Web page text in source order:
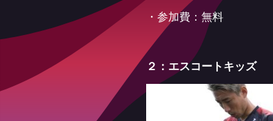
・参加費：無料
２：エスコートキッズ